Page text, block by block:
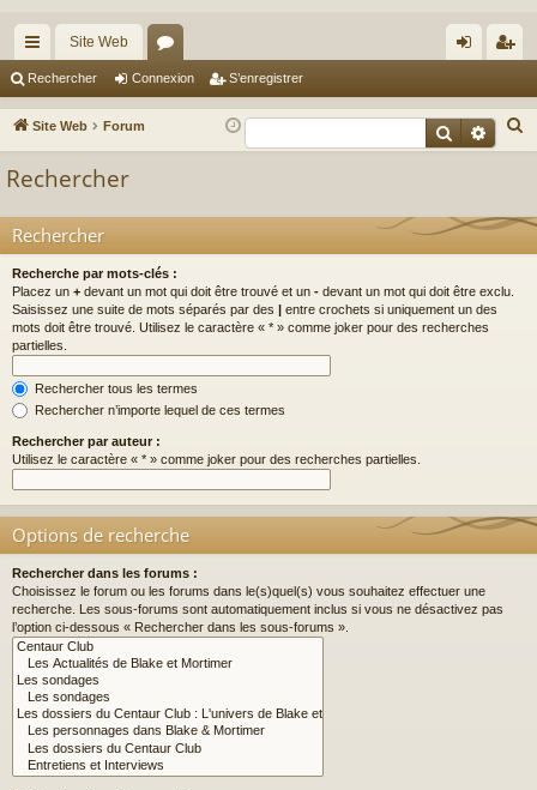
cc
ès
ra
pi
de
Site Web
or
u
m
ne
xi
nr
eg
re
r
Rechercher Connexion S’enregistrer
Site Web Forum
e
e
r
Rechercher
Rechercher
Recherche par mots-clés :
Placez un + devant un mot qui doit être trouvé et un - devant un mot qui doit être exclu.
Saisissez une suite de mots séparés par des | entre crochets si uniquement un des
mots doit être trouvé. Utilisez le caractère « * » comme joker pour des recherches
partielles.
Rechercher tous les termes
Rechercher n’importe lequel de ces termes
Rechercher par auteur :
Utilisez le caractère « * » comme joker pour des recherches partielles.
Options de recherche
Rechercher dans les forums :
Choisissez le forum ou les forums dans le(s)quel(s) vous souhaitez effectuer une
recherche. Les sous-forums sont automatiquement inclus si vous ne désactivez pas
l’option ci-dessous « Rechercher dans les sous-forums ».